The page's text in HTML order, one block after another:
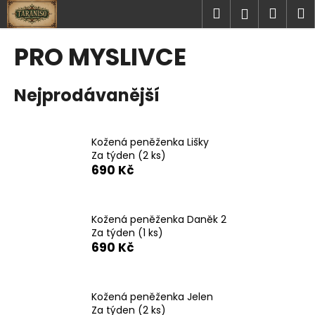
Přejít
na
obsah
Hledat
PRO MYSLIVCE
Nejprodávanější
Kožená peněženka Lišky
Za týden (2 ks)
690 Kč
Kožená peněženka Daněk 2
Za týden (1 ks)
690 Kč
Kožená peněženka Jelen
Za týden (2 ks)
K
o
o